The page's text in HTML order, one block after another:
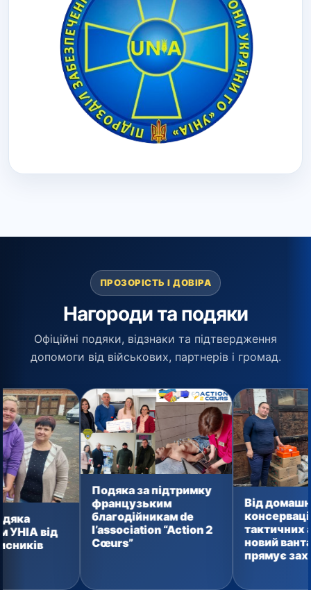
ПРОЗОРІСТЬ І ДОВІРА
Нагороди та подяки
Офіційні подяки, відзнаки та підтвердження
допомоги від військових, партнерів і громад.
Подяка за підтримку
французьким
благодійникам de
l’association “Action 2
Cœurs”
Від домашньої
консервації до
тактичних аптечок:
новий вантаж уже
прямує захисникам